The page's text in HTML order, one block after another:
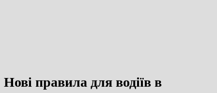
Нові правила для водіїв в